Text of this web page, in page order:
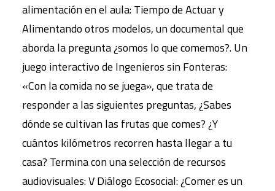
alimentación en el aula: Tiempo de Actuar y
Alimentando otros modelos, un documental que
aborda la pregunta ¿somos lo que comemos?. Un
juego interactivo de Ingenieros sin Fonteras:
«Con la comida no se juega», que trata de
responder a las siguientes preguntas, ¿Sabes
dónde se cultivan las frutas que comes? ¿Y
cuántos kilómetros recorren hasta llegar a tu
casa? Termina con una selección de recursos
audiovisuales: V Diálogo Ecosocial: ¿Comer es un